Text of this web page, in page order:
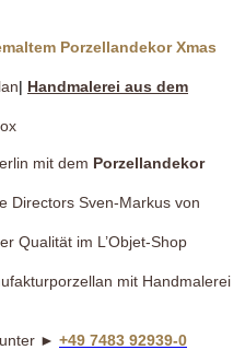
Porzellandekor Xmas
| Handmalerei aus dem
mit dem Porzellandekor
Directors Sven-Markus von
Qualität im L’Objet-Shop
mit Handmalerei
► +49 7483 92939-0